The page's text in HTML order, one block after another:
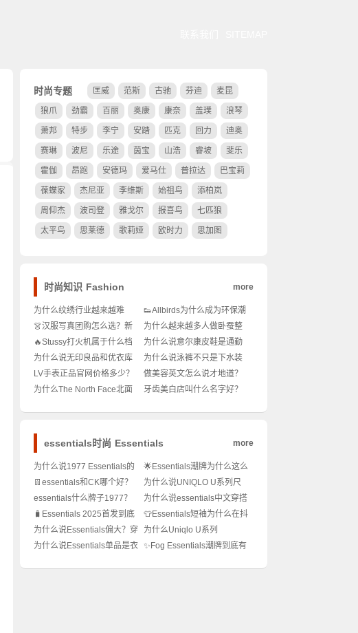
时尚专题 匡威 范斯 古驰 芬迪 麦昆
狼爪 劲霸 百丽 奥康 康奈 盖璞 浪琴
萧邦 特步 李宁 安踏 匹克 回力 迪奥
赛琳 波尼 乐途 茵宝 山浩 睿坡 斐乐
霍伽 昂跑 安德玛 爱马仕 普拉达 巴宝莉
葆蝶家 杰尼亚 李维斯 始祖鸟 添柏岚
周仰杰 波司登 雅戈尔 报喜鸟 七匹狼
太平鸟 思莱德 歌莉娅 欧时力 思加图
时尚知识 Fashion more
为什么纹绣行业越来越难
做？新手入行到底要注意什
么？🔥
👟Allbirds为什么成为环保潮
人新宠？可持续穿搭怎么
搭？🌿
👗汉服写真团购怎么选？新
手必看的拍摄攻略！✨
为什么越来越多人做卧蚕整
形手术？✨真能变初恋脸
吗？👀
🔥Stussy打火机属于什么档
次？潮牌经典单品价值解
析！
为什么说意尔康皮鞋是通勤
男士的性价比之光？💼怎么
穿才不老气还显质感？
为什么说无印良品和优衣库
穿搭风格差这么多？🛍️怎么
穿才不撞款还显质感？
为什么说泳裤不只是下水装
备？🌊男生夏日穿搭怎么选
才显腿长又时髦？
LV手表正品官网价格多少？
⌚️想入手却怕买贵了？最新
做美容英文怎么说才地道？
💆‍♀️这些表达不学真的亏大
为什么The North Face北面
牙齿美白店叫什么名字好？
essentials时尚 Essentials more
为什么说1977 Essentials的
衣服是复古穿搭的天花板？
🔥怎么穿才不
🌟Essentials潮牌为什么这么
火？穿搭小白也能秒变潮流
icon！
👖essentials和CK哪个好？
纠结穿搭党必看！
为什么说UNIQLO U系列尺
码最难选？👕怎么穿才显瘦
又不松垮？
essentials什么牌子1977？
是Supreme亲弟弟吗？🔥潮
流圈必懂
为什么说essentials中文穿搭
是懒人衣橱救星？怎么穿出
高级感又不撞衫？
🧳Essentials 2025首发到底
值不值得冲？🔥潮流穿搭必
备单品曝光！
👕Essentials短袖为什么在抖
音爆火？✨潮流达人都抢疯
了！
为什么说Essentials偏大？穿
它怎么搭配才不显臃肿又时
为什么Uniqlo U系列
Essentials明明基础款却卖得
为什么说Essentials单品是衣 ✨Fog Essentials潮牌到底有